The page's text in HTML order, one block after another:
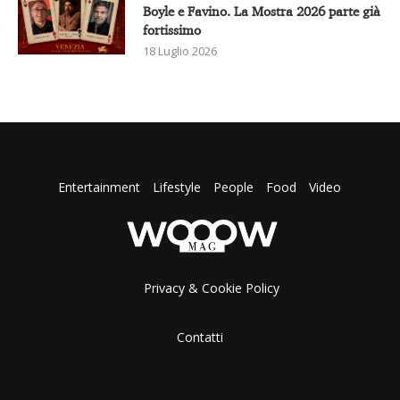
Boyle e Favino. La Mostra 2026 parte già
fortissimo
18 Luglio 2026
Entertainment Lifestyle People Food Video
Privacy & Cookie Policy
Contatti